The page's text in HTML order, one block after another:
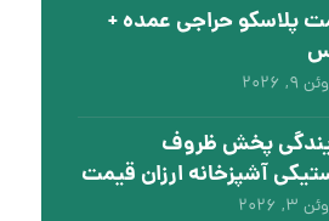
پلاسکو حراجی عمده +
۹, ۲۰۲۶
پخش ظروف
آشپزخانه ارزان قیمت
۳, ۲۰۲۶